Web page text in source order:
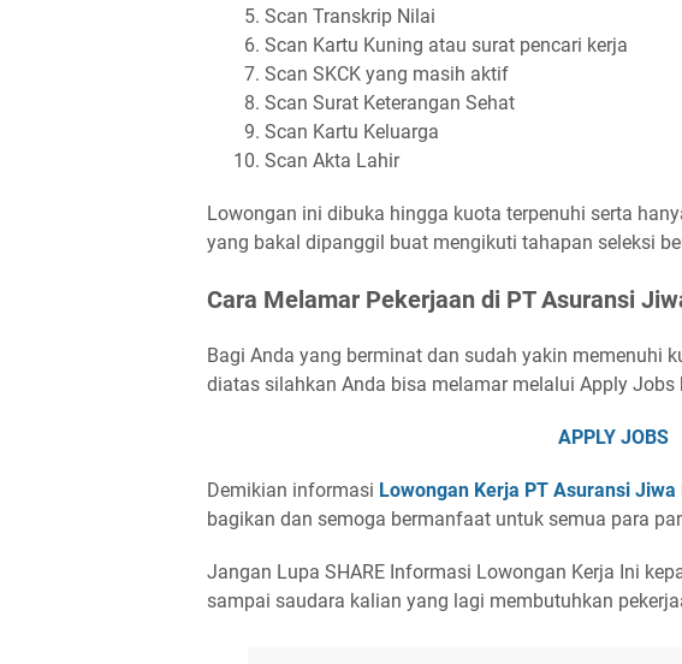
Scan Transkrip Nilai
Scan Kartu Kuning atau surat pencari kerja
Scan SKCK yang masih aktif
Scan Surat Keterangan Sehat
Scan Kartu Keluarga
Scan Akta Lahir
Lowongan ini dibuka hingga kuota terpenuhi serta
yang bakal dipanggil buat mengikuti tahapan seleksi
Cara Melamar Pekerjaan di PT Asuransi
Bagi Anda yang berminat dan sudah yakin memenuhi
diatas silahkan Anda bisa melamar melalui Apply Jobs
APPLY JOBS
Demikian informasi Lowongan Kerja PT Asuransi
bagikan dan semoga bermanfaat untuk semua para
Jangan Lupa SHARE Informasi Lowongan Kerja Ini
sampai saudara kalian yang lagi membutuhkan